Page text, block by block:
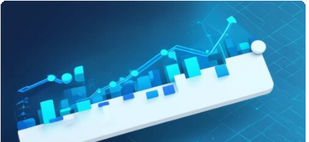
skattesänkningar,
smarta digitala
verktyg och
effektiva
vardagsstrategier.